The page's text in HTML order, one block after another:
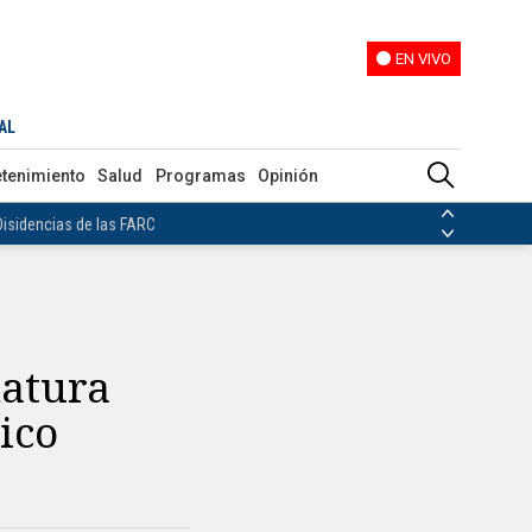
EN VIVO
Salud Programas Opinión
de las FARC
de las FARC